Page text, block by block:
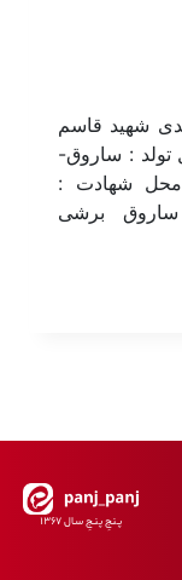
شهید قاسم
تولد : ۱۳۳۸/۰۶/۰۲ محل تولد : ساروق-
اراک تاریخ شهادت : ۱۳۶۵/۰۵/۰۵ محل شهادت :
ساروق برشی
پـنجِ پنـجِ سـال ۱۳۶۷